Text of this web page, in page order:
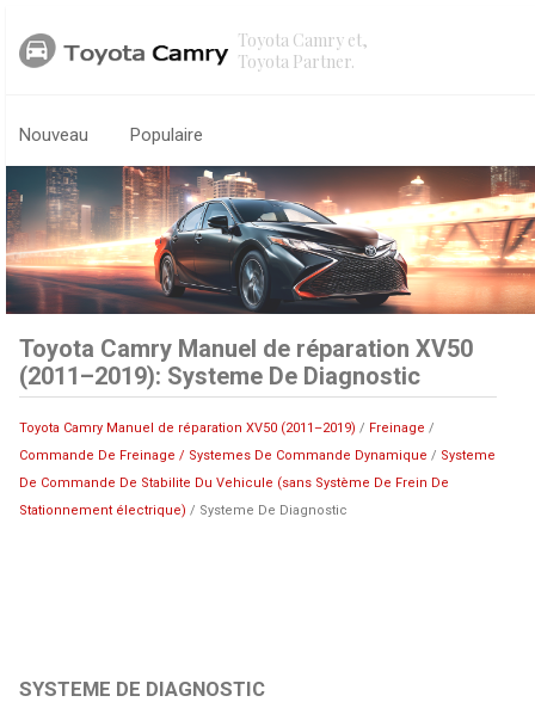
Toyota Camry et,
Toyota Partner.
Nouveau Populaire
Toyota Camry Manuel de réparation XV50
(2011–2019): Systeme De Diagnostic
Toyota Camry Manuel de réparation XV50 (2011–2019) / Freinage /
Commande De Freinage / Systemes De Commande Dynamique / Systeme
De Commande De Stabilite Du Vehicule (sans Système De Frein De
Stationnement électrique) / Systeme De Diagnostic
SYSTEME DE DIAGNOSTIC